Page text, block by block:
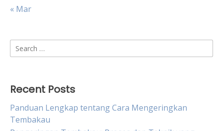
« Mar
Search
for:
Recent Posts
Panduan Lengkap tentang Cara Mengeringkan
Tembakau